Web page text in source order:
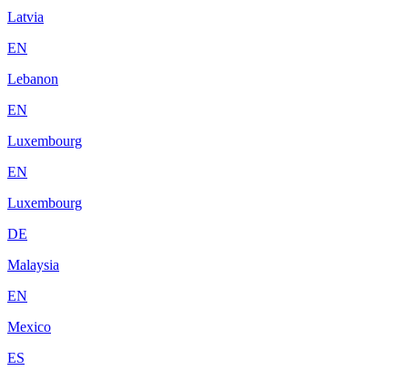
Latvia
EN
Lebanon
EN
Luxembourg
EN
Luxembourg
DE
Malaysia
EN
Mexico
ES